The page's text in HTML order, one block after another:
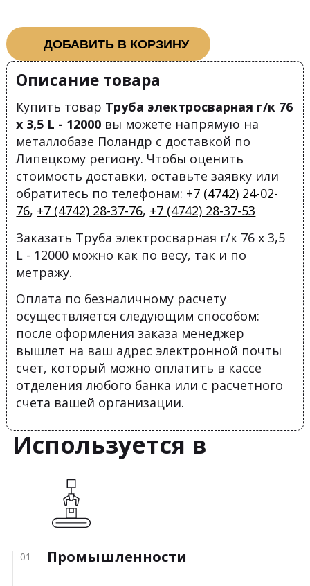
ДОБАВИТЬ В КОРЗИНУ
Описание товара
Купить товар Труба электросварная г/к 76
х 3,5 L - 12000 вы можете напрямую на
металлобазе Поландр с доставкой по
Липецкому региону. Чтобы оценить
стоимость доставки, оставьте заявку или
обратитесь по телефонам: +7 (4742) 24-02-
76, +7 (4742) 28-37-76, +7 (4742) 28-37-53
Заказать Труба электросварная г/к 76 х 3,5
L - 12000 можно как по весу, так и по
метражу.
Оплата по безналичному расчету
осуществляется следующим способом:
после оформления заказа менеджер
вышлет на ваш адрес электронной почты
счет, который можно оплатить в кассе
отделения любого банка или с расчетного
счета вашей организации.
Используется в
01 Промышленности